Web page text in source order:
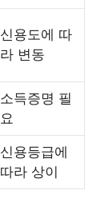
신용도에 따
라 변동
소득증명 필
요
신용등급에
따라 상이